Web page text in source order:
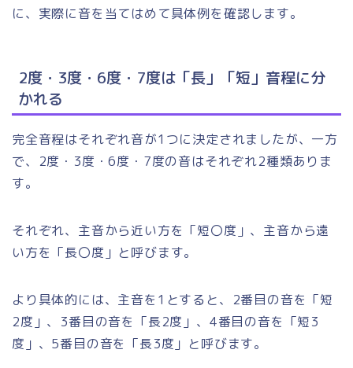
に、実際に音を当てはめて具体例を確認します。
2度・3度・6度・7度は「長」「短」音程に分
かれる
完全音程はそれぞれ音が1つに決定されましたが、一方
で、2度・3度・6度・7度の音はそれぞれ2種類ありま
す。
それぞれ、主音から近い方を「短〇度」、主音から遠
い方を「長〇度」と呼びます。
より具体的には、主音を1とすると、2番目の音を「短
2度」、3番目の音を「長2度」、4番目の音を「短3
度」、5番目の音を「長3度」と呼びます。